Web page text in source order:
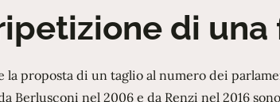
di
la proposta di un taglio al numero dei
Berlusconi nel 2006 e da Renzi nel 2016